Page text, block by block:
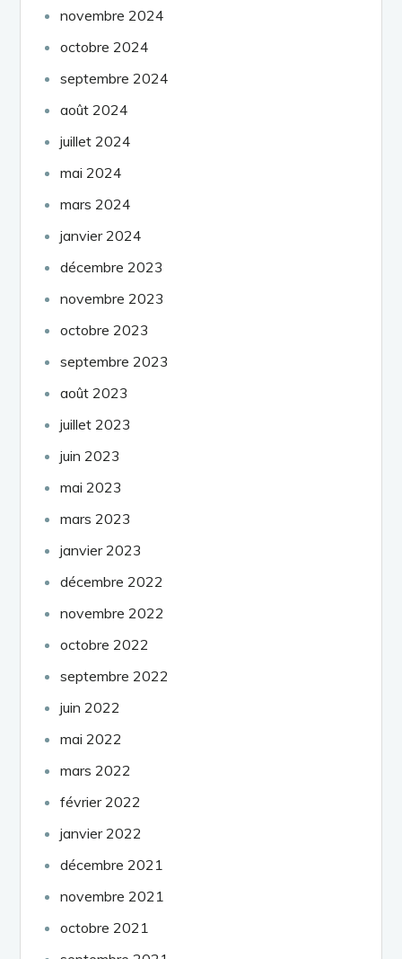
novembre 2024
octobre 2024
septembre 2024
août 2024
juillet 2024
mai 2024
mars 2024
janvier 2024
décembre 2023
novembre 2023
octobre 2023
septembre 2023
août 2023
juillet 2023
juin 2023
mai 2023
mars 2023
janvier 2023
décembre 2022
novembre 2022
octobre 2022
septembre 2022
juin 2022
mai 2022
mars 2022
février 2022
janvier 2022
décembre 2021
novembre 2021
octobre 2021